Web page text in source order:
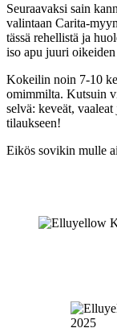
Seuraavaksi sain
valintaan Carita-
tässä rehellistä ja
iso apu juuri
Kokeilin noin 7-10
omimmilta. Kutsuin
selvä: keveät,
tilaukseen!
Eikös sovikin mulle